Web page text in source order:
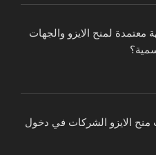
لمنح الايزو والجهات
الايزو الشركات في دخول